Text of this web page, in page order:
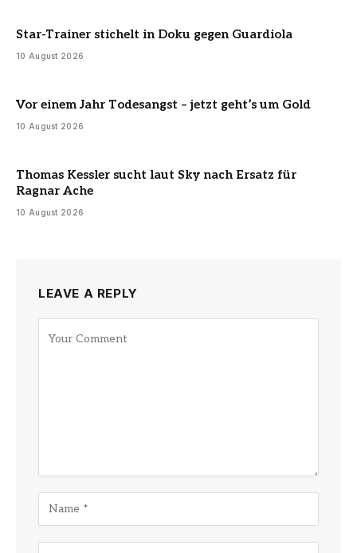
Star-Trainer stichelt in Doku gegen Guardiola
10 August 2026
Vor einem Jahr Todesangst – jetzt geht’s um Gold
10 August 2026
Thomas Kessler sucht laut Sky nach Ersatz für
Ragnar Ache
10 August 2026
LEAVE A REPLY